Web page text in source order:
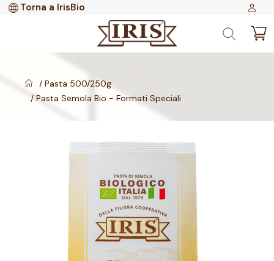
Torna a IrisBio
Pasta 500/250g
Pasta Semola Bio - Formati Speciali